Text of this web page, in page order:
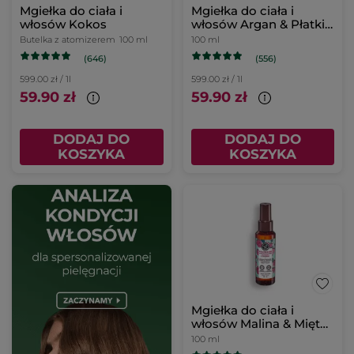
Mgiełka do ciała i
włosów Kokos
Butelka z atomizerem 100 ml
(646)
599.00 zł / 1l
59.90 zł
DODAJ DO
KOSZYKA
Mgiełka do ciała i
włosów Argan & Płatki
róż 100 ml
100 ml
(556)
599.00 zł / 1l
59.90 zł
DODAJ DO
KOSZYKA
Mgiełka do ciała i
włosów Malina & Mięta
100 ml
100 ml